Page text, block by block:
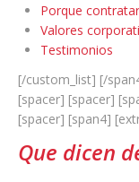
Porque
Valores
Testimonios
[/custom_list] [/
[spacer] [spacer]
[spacer] [span4]
Que dicen